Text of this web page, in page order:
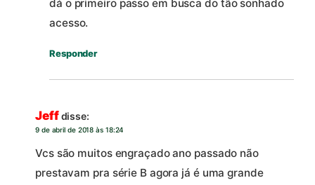
dá o primeiro passo em busca do tão sonhado
acesso.
Responder
Jeffdisse:
9 de abril de 2018 às 18:24
Vcs são muitos engraçado ano passado não
prestavam pra série B agora já é uma grande